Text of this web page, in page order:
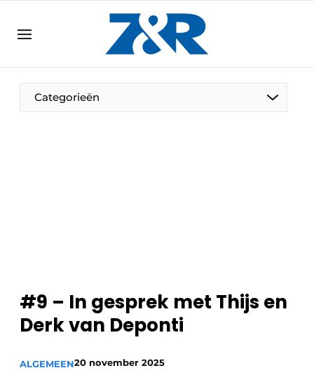
DE EN
NL
Categorieën
#9 – In gesprek met Thijs en
Derk van Deponti
ALGEMEEN20 november 2025